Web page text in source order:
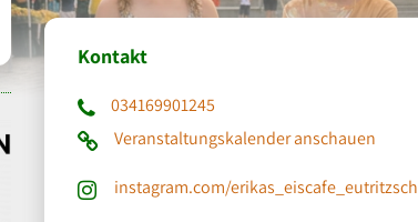
Kontakt
034169901245
Veranstaltungskalender anschauen
instagram.com/erikas_eiscafe_eutritzsch